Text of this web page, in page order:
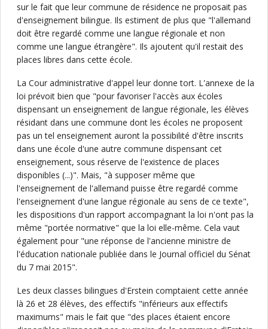
sur le fait que leur commune de résidence ne proposait pas
d'enseignement bilingue. Ils estiment de plus que "l'allemand
doit être regardé comme une langue régionale et non
comme une langue étrangère". Ils ajoutent qu'il restait des
places libres dans cette école.
La Cour administrative d'appel leur donne tort. L'annexe de la
loi prévoit bien que "pour favoriser l'accès aux écoles
dispensant un enseignement de langue régionale, les élèves
résidant dans une commune dont les écoles ne proposent
pas un tel enseignement auront la possibilité d'être inscrits
dans une école d'une autre commune dispensant cet
enseignement, sous réserve de l'existence de places
disponibles (...)". Mais, "à supposer même que
l'enseignement de l'allemand puisse être regardé comme
l'enseignement d'une langue régionale au sens de ce texte",
les dispositions d'un rapport accompagnant la loi n'ont pas la
même "portée normative" que la loi elle-même. Cela vaut
également pour "une réponse de l'ancienne ministre de
l'éducation nationale publiée dans le Journal officiel du Sénat
du 7 mai 2015".
Les deux classes bilingues d'Erstein comptaient cette année
là 26 et 28 élèves, des effectifs "inférieurs aux effectifs
maximums" mais le fait que "des places étaient encore